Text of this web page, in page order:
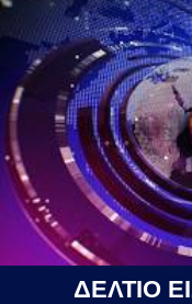
ΔΕΛΤΙΟ